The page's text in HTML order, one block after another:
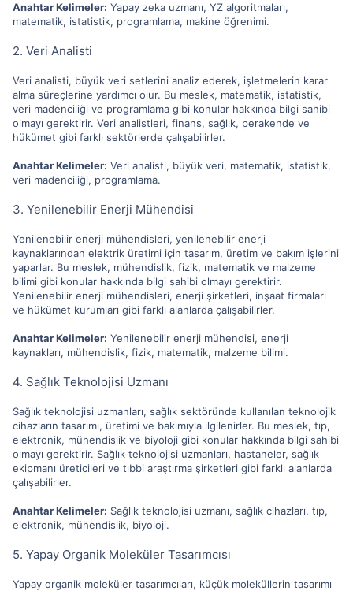
Anahtar Kelimeler: Yapay zeka uzmanı, YZ algoritmaları,
matematik, istatistik, programlama, makine öğrenimi.
2. Veri Analisti
Veri analisti, büyük veri setlerini analiz ederek, işletmelerin karar
alma süreçlerine yardımcı olur. Bu meslek, matematik, istatistik,
veri madenciliği ve programlama gibi konular hakkında bilgi sahibi
olmayı gerektirir. Veri analistleri, finans, sağlık, perakende ve
hükümet gibi farklı sektörlerde çalışabilirler.
Anahtar Kelimeler: Veri analisti, büyük veri, matematik, istatistik,
veri madenciliği, programlama.
3. Yenilenebilir Enerji Mühendisi
Yenilenebilir enerji mühendisleri, yenilenebilir enerji
kaynaklarından elektrik üretimi için tasarım, üretim ve bakım işlerini
yaparlar. Bu meslek, mühendislik, fizik, matematik ve malzeme
bilimi gibi konular hakkında bilgi sahibi olmayı gerektirir.
Yenilenebilir enerji mühendisleri, enerji şirketleri, inşaat firmaları
ve hükümet kurumları gibi farklı alanlarda çalışabilirler.
Anahtar Kelimeler: Yenilenebilir enerji mühendisi, enerji
kaynakları, mühendislik, fizik, matematik, malzeme bilimi.
4. Sağlık Teknolojisi Uzmanı
Sağlık teknolojisi uzmanları, sağlık sektöründe kullanılan teknolojik
cihazların tasarımı, üretimi ve bakımıyla ilgilenirler. Bu meslek, tıp,
elektronik, mühendislik ve biyoloji gibi konular hakkında bilgi sahibi
olmayı gerektirir. Sağlık teknolojisi uzmanları, hastaneler, sağlık
ekipmanı üreticileri ve tıbbi araştırma şirketleri gibi farklı alanlarda
çalışabilirler.
Anahtar Kelimeler: Sağlık teknolojisi uzmanı, sağlık cihazları, tıp,
elektronik, mühendislik, biyoloji.
5. Yapay Organik Moleküler Tasarımcısı
Yapay organik moleküler tasarımcıları, küçük moleküllerin tasarımı